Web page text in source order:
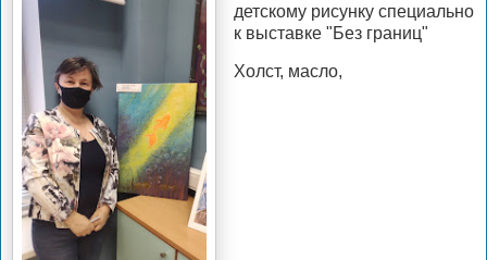
детскому рисунку специально
к выставке "Без границ"
Холст, масло,